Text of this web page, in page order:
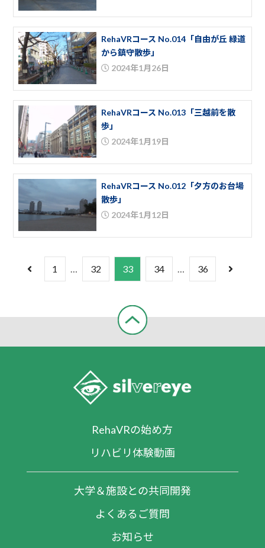
RehaVRコース No.014「自由が丘 緑道
から鎮守散歩」
2024年1月26日
RehaVRコース No.013「三越前を散
歩」
2024年1月19日
RehaVRコース No.012「夕方のお台場
散歩」
2024年1月12日
1 … 32 33 34 … 36
RehaVRの始め方
リハビリ体験動画
大学＆施設との共同開発
よくあるご質問
お知らせ